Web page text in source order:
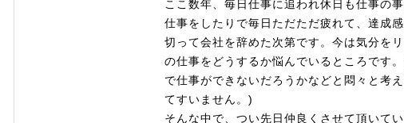
ここ数年、毎日仕事に追われ休日も仕事の
仕事をしたりで毎日ただただ疲れて、達成
切って会社を辞めた次第です。今は気分を
の仕事をどうするか悩んでいるところです
で仕事ができないだろうかなどと悶々と考
てすいません。)
そんな中で、つい先日仲良くさせて頂いて